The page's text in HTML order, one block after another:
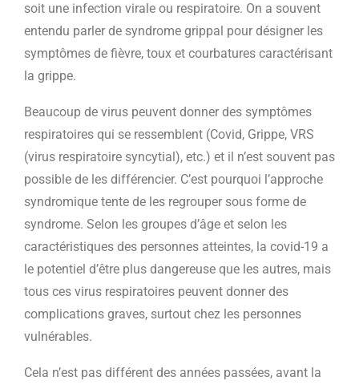
soit une infection virale ou respiratoire. On a souvent
entendu parler de syndrome grippal pour désigner les
symptômes de fièvre, toux et courbatures caractérisant
la grippe.
Beaucoup de virus peuvent donner des symptômes
respiratoires qui se ressemblent (Covid, Grippe, VRS
(virus respiratoire syncytial), etc.) et il n’est souvent pas
possible de les différencier. C’est pourquoi l’approche
syndromique tente de les regrouper sous forme de
syndrome. Selon les groupes d’âge et selon les
caractéristiques des personnes atteintes, la covid-19 a
le potentiel d’être plus dangereuse que les autres, mais
tous ces virus respiratoires peuvent donner des
complications graves, surtout chez les personnes
vulnérables.
Cela n’est pas différent des années passées, avant la